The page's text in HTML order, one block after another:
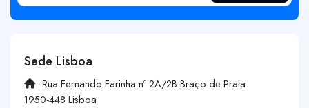
Sede Lisboa
Rua Fernando Farinha nº 2A/2B Braço de Prata
1950-448 Lisboa